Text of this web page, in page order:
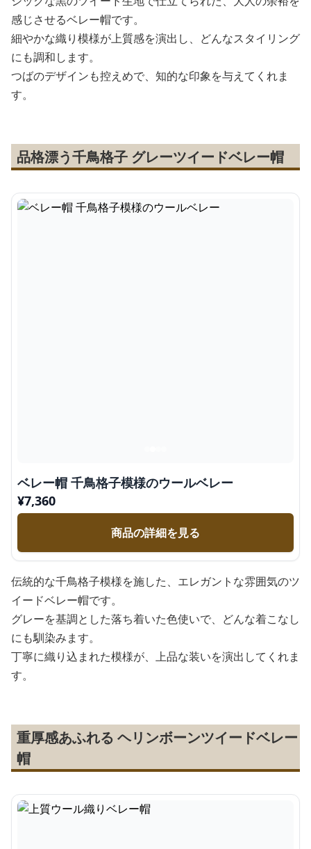
感じさせるベレー帽です。
細やかな織り模様が上質感を演出し、どんなスタイリング
にも調和します。
つばのデザインも控えめで、知的な印象を与えてくれま
す。
品格漂う千鳥格子 グレーツイードベレー帽
ベレー帽 千鳥格子模様のウールベレー
¥7,360
商品の詳細を見る
伝統的な千鳥格子模様を施した、エレガントな雰囲気のツ
イードベレー帽です。
グレーを基調とした落ち着いた色使いで、どんな着こなし
にも馴染みます。
丁寧に織り込まれた模様が、上品な装いを演出してくれま
す。
重厚感あふれる ヘリンボーンツイードベレー
帽